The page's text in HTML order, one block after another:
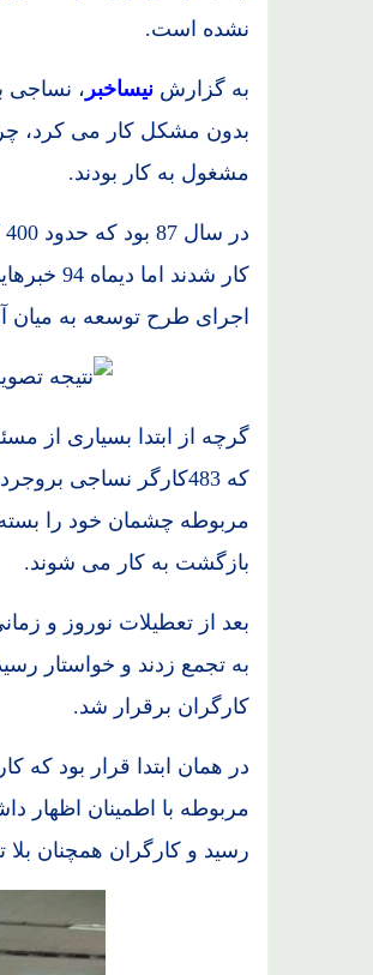
نشده است.
به گزارش نیساخبر ، نساجی
بدون مشکل کار می کرد،
مشغول به کار بودند.
کار
اجرای طرح توسعه به میان
که 483کارگر نساجی
مربوطه چشمان خود را بسته
بازگشت به کار می شوند.
بعد از تعطیلات نوروز و
به تجمع زدند و خواستار
کارگران برقرار شد.
مربوطه با اطمینان اظهار
رسید و کارگران همچنان بلا